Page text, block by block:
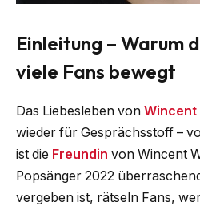
Einleitung – Warum
viele Fans bewegt
Das Liebesleben von Wincent
wieder für Gesprächsstoff –
ist die Freundin von Wincent
Popsänger 2022
vergeben ist, rätseln Fans,